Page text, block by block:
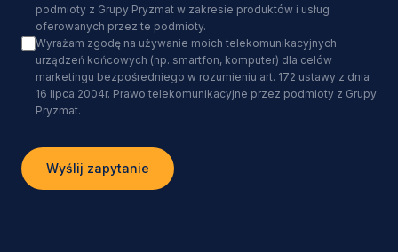
podmioty z Grupy Pryzmat w zakresie produktów i usług
oferowanych przez te podmioty.
Wyrażam zgodę na używanie moich telekomunikacyjnych
urządzeń końcowych (np. smartfon, komputer) dla celów
marketingu bezpośredniego w rozumieniu art. 172 ustawy z dnia
16 lipca 2004r. Prawo telekomunikacyjne przez podmioty z Grupy
Pryzmat.
Wyślij zapytanie